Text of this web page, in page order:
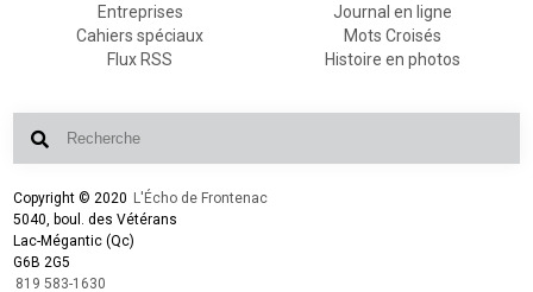
Entreprises
Cahiers spéciaux
Flux RSS
Journal en ligne
Mots Croisés
Histoire en photos
Copyright © 2020 L'Écho de Frontenac
5040, boul. des Vétérans
Lac-Mégantic (Qc)
G6B 2G5
819 583-1630